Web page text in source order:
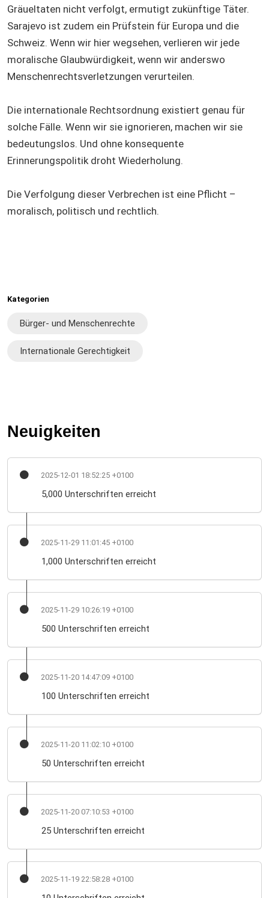
Gräueltaten nicht verfolgt, ermutigt zukünftige Täter.
Sarajevo ist zudem ein Prüfstein für Europa und die
Schweiz. Wenn wir hier wegsehen, verlieren wir jede
moralische Glaubwürdigkeit, wenn wir anderswo
Menschenrechtsverletzungen verurteilen.
Die internationale Rechtsordnung existiert genau für
solche Fälle. Wenn wir sie ignorieren, machen wir sie
bedeutungslos. Und ohne konsequente
Erinnerungspolitik droht Wiederholung.
Die Verfolgung dieser Verbrechen ist eine Pflicht –
moralisch, politisch und rechtlich.
Kategorien
Bürger- und Menschenrechte
Internationale Gerechtigkeit
Neuigkeiten
2025-12-01 18:52:25 +0100
5,000 Unterschriften erreicht
2025-11-29 11:01:45 +0100
1,000 Unterschriften erreicht
2025-11-29 10:26:19 +0100
500 Unterschriften erreicht
2025-11-20 14:47:09 +0100
100 Unterschriften erreicht
2025-11-20 11:02:10 +0100
50 Unterschriften erreicht
2025-11-20 07:10:53 +0100
25 Unterschriften erreicht
2025-11-19 22:58:28 +0100